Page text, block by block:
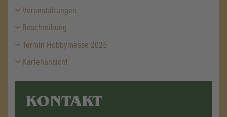
Veranstaltungen
Beschreibung
Termin Hobbymesse 2025
Kartenansicht
KONTAKT